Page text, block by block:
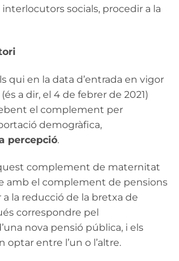
socials, procedir a la
qui en la data d’entrada en vigor
a dir, el 4 de febrer de 2021)
el complement per
demogràfica,
percepció.
complement de maternitat
amb el complement de pensions
la reducció de la bretxa de
correspondre pel
nova pensió pública, i els
optar entre l’un o l’altre.